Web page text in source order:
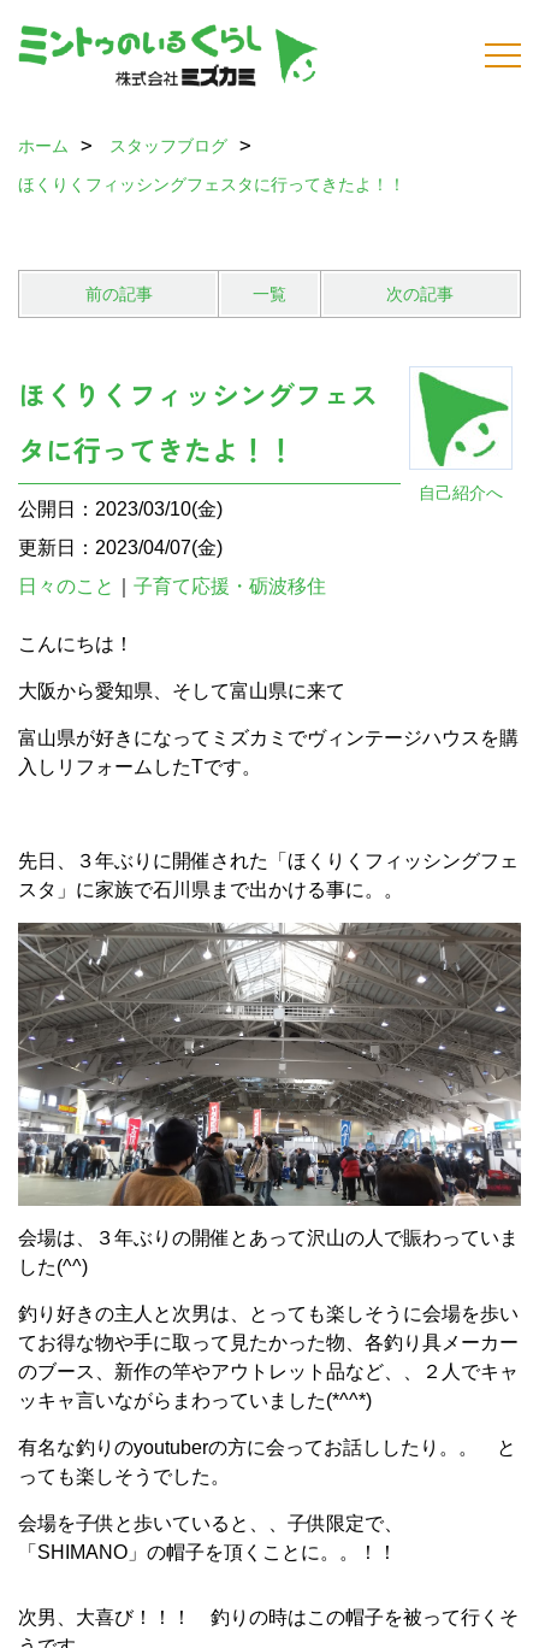
ホーム
スタッフブログ
ほくりくフィッシングフェスタに行ってきたよ！！
前の記事 一覧 次の記事
自己紹介へ
ほくりくフィッシングフェス
タに行ってきたよ！！
公開日：2023/03/10(金)
更新日：2023/04/07(金)
日々のこと
子育て応援・砺波移住
こんにちは！
大阪から愛知県、そして富山県に来て
富山県が好きになってミズカミでヴィンテージハウスを購
入しリフォームしたTです。
先日、３年ぶりに開催された「ほくりくフィッシングフェ
スタ」に家族で石川県まで出かける事に。。
会場は、３年ぶりの開催とあって沢山の人で賑わっていま
した(^^)
釣り好きの主人と次男は、とっても楽しそうに会場を歩い
てお得な物や手に取って見たかった物、各釣り具メーカー
のブース、新作の竿やアウトレット品など、、２人でキャ
ッキャ言いながらまわっていました(*^^*)
有名な釣りのyoutuberの方に会ってお話ししたり。。 と
っても楽しそうでした。
会場を子供と歩いていると、、子供限定で、
「SHIMANO」の帽子を頂くことに。。！！
次男、大喜び！！！ 釣りの時はこの帽子を被って行くそ